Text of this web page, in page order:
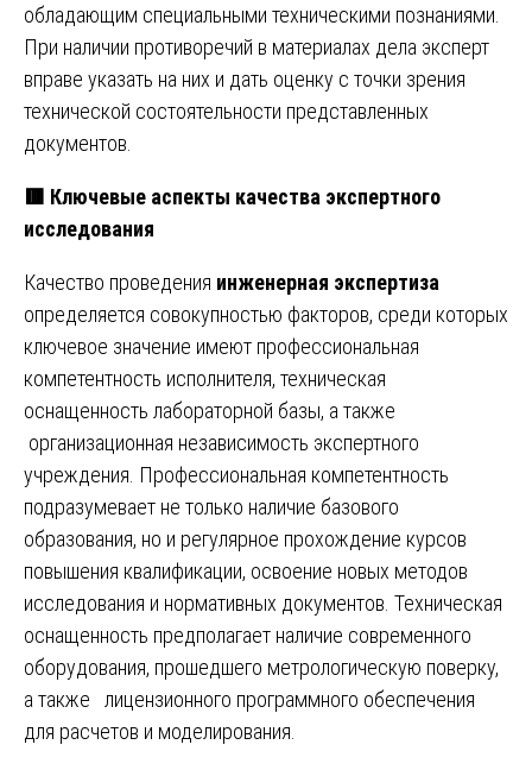
обладающим специальными техническими познаниями.
При наличии противоречий в материалах дела эксперт
вправе указать на них и дать оценку с точки зрения
технической состоятельности представленных
документов.
🟥 Ключевые аспекты качества экспертного
исследования
Качество проведения инженерная экспертиза
определяется совокупностью факторов, среди которых
ключевое значение имеют профессиональная
компетентность исполнителя, техническая
оснащенность лабораторной базы, а также
организационная независимость экспертного
учреждения. Профессиональная компетентность
подразумевает не только наличие базового
образования, но и регулярное прохождение курсов
повышения квалификации, освоение новых методов
исследования и нормативных документов. Техническая
оснащенность предполагает наличие современного
оборудования, прошедшего метрологическую поверку,
а также лицензионного программного обеспечения
для расчетов и моделирования.